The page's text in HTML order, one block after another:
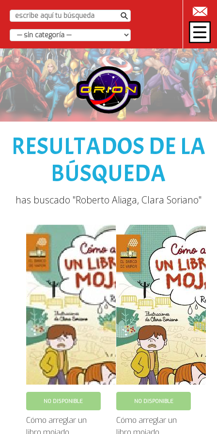
|
RESULTADOS DE LA
BÚSQUEDA
has buscado "Roberto Aliaga, Clara Soriano"
NO DISPONIBLE
Cómo arreglar un
NO DISPONIBLE
Cómo arreglar un